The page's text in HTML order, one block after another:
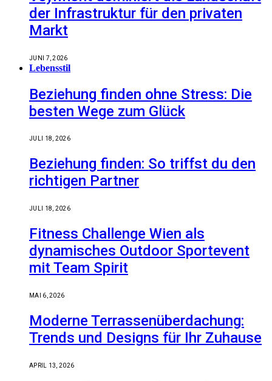
der Infrastruktur für den privaten
Markt
JUNI 7, 2026
Lebensstil
Beziehung finden ohne Stress: Die
besten Wege zum Glück
JULI 18, 2026
Beziehung finden: So triffst du den
richtigen Partner
JULI 18, 2026
Fitness Challenge Wien als
dynamisches Outdoor Sportevent
mit Team Spirit
MAI 6, 2026
Moderne Terrassenüberdachung:
Trends und Designs für Ihr Zuhause
APRIL 13, 2026